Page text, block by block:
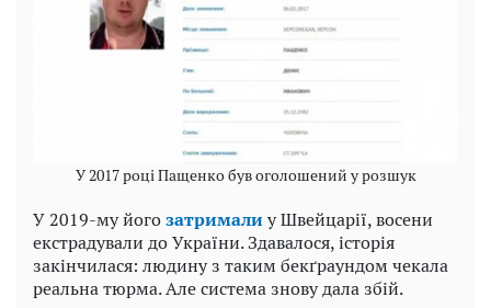
У 2017 році Пащенко був оголошений у розшук
У 2019-му йогозатрималиу Швейцарії, восени
екстрадували до України. Здавалося, історія
закінчилася: людину з таким бекґраундом чекала
реальна тюрма. Але система знову дала збій.